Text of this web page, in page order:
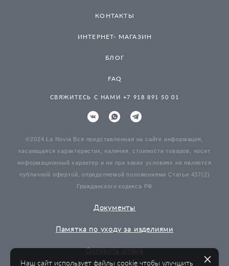
КОНТАКТЫ
ИНТЕРНЕТ- МАГАЗИН
БЛОГ
FAQ
СВЯЖИТЕСЬ С НАМИ +7 918 891 50 01
©2024 La Novia Вся представленная на сайте информация,
касающаяся характеристик, наличия, стоимости товаров, носит
информационный характер и ни при каких условиях не является
публичной офертой, определяемой положениями Статьи 437(2)
Гражданского кодекса РФ
Документы
Памятка по уходу за изделиями
Оставить отзыв
Наш сайт использует файлы cookie чтобы улучшить